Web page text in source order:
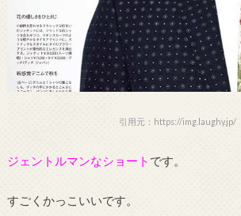
引用元：https://img.laughy.jp/
ジェントルマンなショート です。
すごくかっこいいです。